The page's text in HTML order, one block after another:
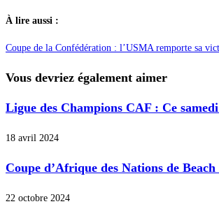
À lire aussi :
Coupe de la Confédération : l’USMA remporte sa
Vous devriez également aimer
Ligue des Champions CAF : Ce
18 avril 2024
Coupe d’Afrique des Nations de
22 octobre 2024